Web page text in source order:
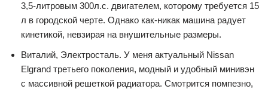
3,5-литровым 300л.с. двигателем, которому требуется 15
л в городской черте. Однако как-никак машина радует
кинетикой, невзирая на внушительные размеры.
Виталий, Электросталь. У меня актуальный Nissan
Elgrand третьего поколения, модный и удобный минивэн
с массивной решеткой радиатора. Смотрится помпезно,